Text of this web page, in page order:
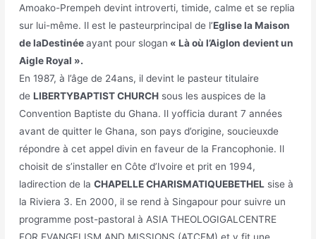
Amoako-Prempeh devint introverti, timide, calme et se replia
sur lui-même. Il est le pasteurprincipal de l’Eglise la Maison
de laDestinéeayant pour slogan « Là où l’Aiglon devient un
Aigle Royal ».
En 1987, à l’âge de 24ans, il devint le pasteur titulaire
deLIBERTYBAPTIST CHURCH sous les auspices de la
Convention Baptiste du Ghana. Il yofficia durant 7 années
avant de quitter le Ghana, son pays d’origine, soucieuxde
répondre à cet appel divin en faveur de la Francophonie. Il
choisit de s’installer en Côte d’Ivoire et prit en 1994,
ladirection de laCHAPELLE CHARISMATIQUEBETHEL sise à
la Riviera 3. En 2000, il se rend à Singapour pour suivre un
programme post-pastoral à ASIA THEOLOGIGALCENTRE
FOR EVANGELISM AND MISSIONS (ATCEM) et y fit une